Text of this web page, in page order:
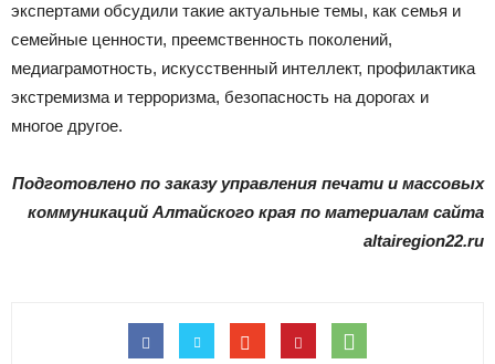
экспертами обсудили такие актуальные темы, как семья и
семейные ценности, преемственность поколений,
медиаграмотность, искусственный интеллект, профилактика
экстремизма и терроризма, безопасность на дорогах и
многое другое.
Подготовлено по заказу управления печати и массовых
коммуникаций Алтайского края по материалам сайта
altairegion22.ru